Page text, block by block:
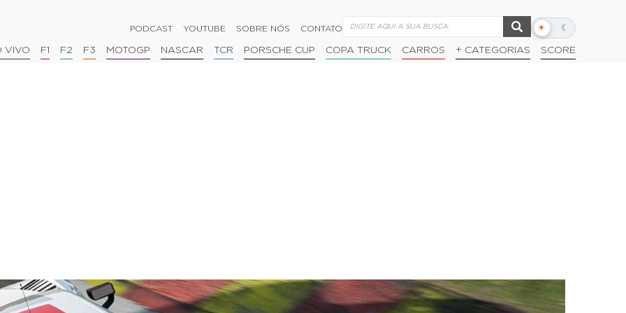
PODCAST YOUTUBE SOBRE NÓS CONTATO ☀ ☾
Alternar
escuro
VIVO F1 F2 F3 MOTOGP NASCAR TCR PORSCHE CUP COPA TRUCK CARROS + CATEGORIAS SCORE